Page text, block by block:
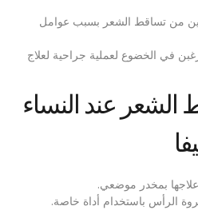
من تساقط الشعر بسبب عوامل
في الخضوع لعملية جراحية لعلاج
الشعر عند النساء
علاجها بمخدر موضعي.
الرأس باستخدام أداة خاصة.